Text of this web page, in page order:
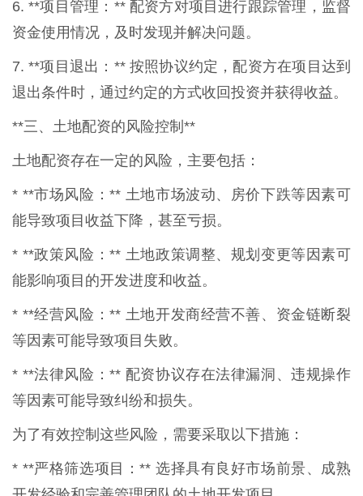
6. **项目管理：** 配资方对项目进行跟踪管理，监督
资金使用情况，及时发现并解决问题。
7. **项目退出：** 按照协议约定，配资方在项目达到
退出条件时，通过约定的方式收回投资并获得收益。
**三、土地配资的风险控制**
土地配资存在一定的风险，主要包括：
* **市场风险：** 土地市场波动、房价下跌等因素可
能导致项目收益下降，甚至亏损。
* **政策风险：** 土地政策调整、规划变更等因素可
能影响项目的开发进度和收益。
* **经营风险：** 土地开发商经营不善、资金链断裂
等因素可能导致项目失败。
* **法律风险：** 配资协议存在法律漏洞、违规操作
等因素可能导致纠纷和损失。
为了有效控制这些风险，需要采取以下措施：
* **严格筛选项目：** 选择具有良好市场前景、成熟